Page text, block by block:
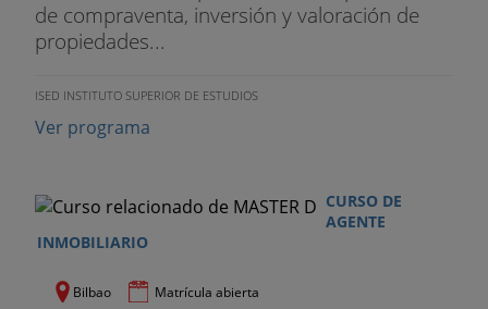
de compraventa, inversión y valoración de
propiedades...
ISED INSTITUTO SUPERIOR DE ESTUDIOS
Ver programa
CURSO DE
AGENTE
INMOBILIARIO
Bilbao Matrícula abierta